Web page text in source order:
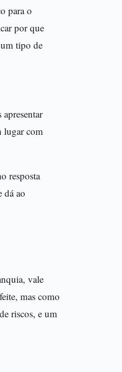
para o
por que
tipo de
lugar com
resposta
dá ao
vale
mas como
riscos, e um